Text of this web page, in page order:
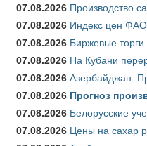
07.08.2026 Производство
07.08.2026 Индекс цен
07.08.2026 Биржевые
07.08.2026 На Кубани
07.08.2026 Азербайджан:
07.08.2026 Прогноз
07.08.2026 Белорусские
07.08.2026 Цены на сахар